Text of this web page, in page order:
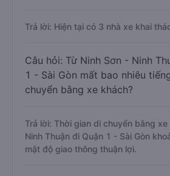
Trả lời: Hiện tại có 3 nhà xe khai
Câu hỏi: Từ Ninh Sơn - Ninh
1 - Sài Gòn mất bao nhiêu
chuyển bằng xe khách?
Trả lời: Thời gian di chuyển bằng
Ninh Thuận đi Quận 1 - Sài Gòn
mật độ giao thông thuận lợi.